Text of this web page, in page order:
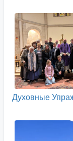
Духовные